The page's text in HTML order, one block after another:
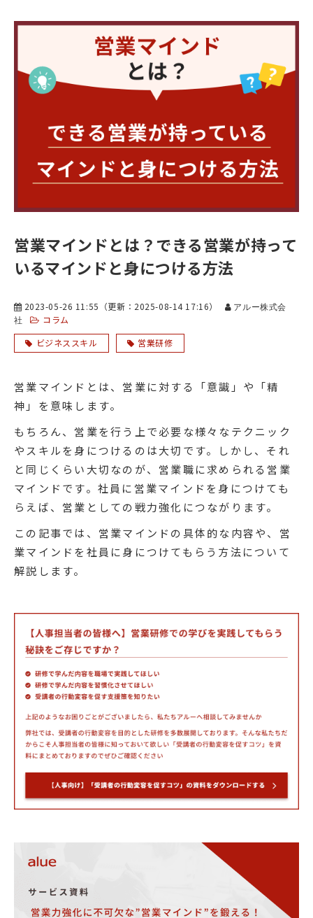
営業マインドとは？できる営業が持って
いるマインドと身につける方法
2023-05-26 11:55 （更新： 2025-08-14 17:16）
アルー株式会
社
コラム
ビジネススキル
営業研修
営業マインドとは、営業に対する「意識」や「精
神」を意味します。
もちろん、営業を行う上で必要な様々なテクニック
やスキルを身につけるのは大切です。しかし、それ
と同じくらい大切なのが、営業職に求められる営業
マインドです。社員に営業マインドを身につけても
らえば、営業としての戦力強化につながります。
この記事では、営業マインドの具体的な内容や、営
業マインドを社員に身につけてもらう方法について
解説します。